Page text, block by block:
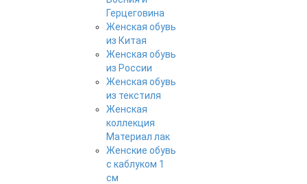
Герцеговина
Женская обувь
из Китая
Женская обувь
из России
Женская обувь
из текстиля
Женская
коллекция
Материал лак
Женские обувь
с каблуком 1
см